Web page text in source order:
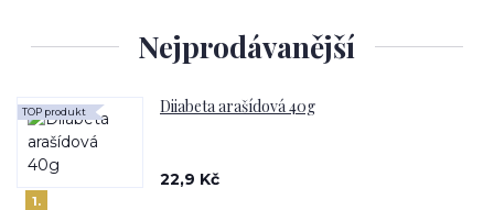
Nejprodávanější
1.
Diiabeta arašídová 40g
TOP produkt
22,9 Kč